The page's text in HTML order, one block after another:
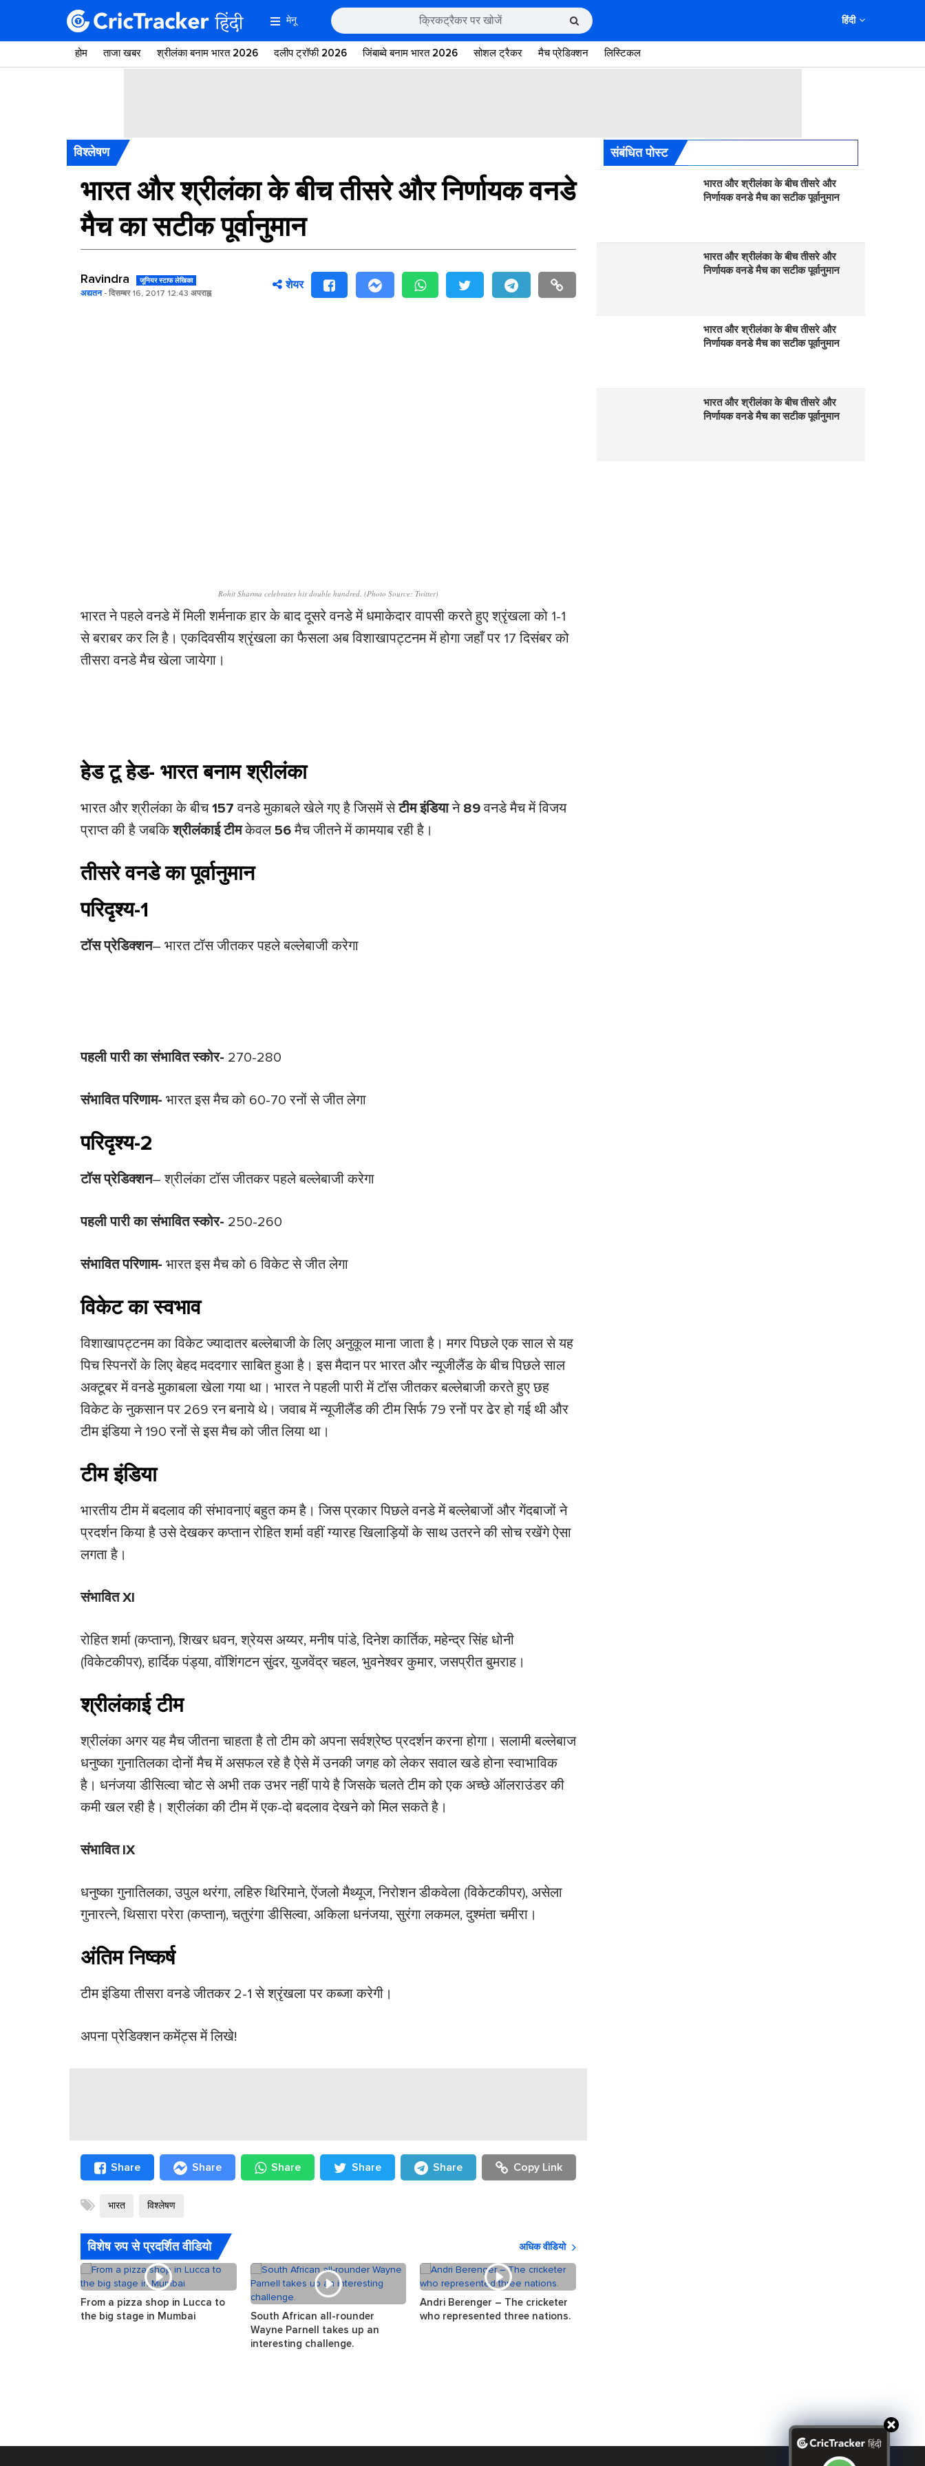
मेनू हिंदी
होम ताजा खबर श्रीलंका बनाम भारत 2026 दलीप ट्रॉफी 2026 जिंबाब्वे बनाम भारत 2026 सोशल ट्रैकर मैच प्रेडिक्शन लिस्टिकल
विश्लेषण
भारत और श्रीलंका के बीच तीसरे और निर्णायक वनडे
मैच का सटीक पूर्वानुमान
Ravindra जूनियर स्टाफ लेखिका
अद्यतन- दिसम्बर 16, 2017 12:43 अपराह्न
शेयर
Rohit Sharma celebrates his double hundred. (Photo Source: Twitter)
भारत ने पहले वनडे में मिली शर्मनाक हार के बाद दूसरे वनडे में धमाकेदार वापसी करते हुए श्रृंखला को 1-1
से बराबर कर लि है। एकदिवसीय श्रृंखला का फैसला अब विशाखापट्टनम में होगा जहाँ पर 17 दिसंबर को
तीसरा वनडे मैच खेला जायेगा।
हेड टू हेड- भारत बनाम श्रीलंका
भारत और श्रीलंका के बीच157 वनडे मुकाबले खेले गए है जिसमें सेटीम इंडियाने 89वनडे मैच में विजय
प्राप्त की है जबकिश्रीलंकाई टीमकेवल56मैच जीतने में कामयाब रही है।
तीसरे वनडे का पूर्वानुमान
परिदृश्य-1
टॉस प्रेडिक्शन– भारत टॉस जीतकर पहले बल्लेबाजी करेगा
पहली पारी का संभावित स्कोर- 270-280
संभावित परिणाम- भारत इस मैच को 60-70 रनों से जीत लेगा
परिदृश्य-2
टॉस प्रेडिक्शन– श्रीलंका टॉस जीतकर पहले बल्लेबाजी करेगा
पहली पारी का संभावित स्कोर- 250-260
संभावित परिणाम- भारत इस मैच को 6 विकेट से जीत लेगा
विकेट का स्वभाव
विशाखापट्टनम का विकेट ज्यादातर बल्लेबाजी के लिए अनुकूल माना जाता है। मगर पिछले एक साल से यह
पिच स्पिनरों के लिए बेहद मददगार साबित हुआ है। इस मैदान पर भारत और न्यूजीलैंड के बीच पिछले साल
अक्टूबर में वनडे मुकाबला खेला गया था। भारत ने पहली पारी में टॉस जीतकर बल्लेबाजी करते हुए छह
विकेट के नुकसान पर 269 रन बनाये थे। जवाब में न्यूजीलैंड की टीम सिर्फ 79 रनों पर ढेर हो गई थी और
टीम इंडिया ने 190 रनों से इस मैच को जीत लिया था।
टीम इंडिया
भारतीय टीम में बदलाव की संभावनाएं बहुत कम है। जिस प्रकार पिछले वनडे में बल्लेबाजों और गेंदबाजों ने
प्रदर्शन किया है उसे देखकर कप्तान रोहित शर्मा वहीं ग्यारह खिलाड़ियों के साथ उतरने की सोच रखेंगे ऐसा
लगता है।
संभावित XI
रोहित शर्मा (कप्तान), शिखर धवन, श्रेयस अय्यर, मनीष पांडे, दिनेश कार्तिक, महेन्द्र सिंह धोनी
(विकेटकीपर), हार्दिक पंड्या, वॉशिंगटन सुंदर, युजवेंद्र चहल, भुवनेश्वर कुमार, जसप्रीत बुमराह।
श्रीलंकाई टीम
श्रीलंका अगर यह मैच जीतना चाहता है तो टीम को अपना सर्वश्रेष्ठ प्रदर्शन करना होगा। सलामी बल्लेबाज
धनुष्का गुनातिलका दोनों मैच में असफल रहे है ऐसे में उनकी जगह को लेकर सवाल खडे होना स्वाभाविक
है। धनंजया डीसिल्वा चोट से अभी तक उभर नहीं पाये है जिसके चलते टीम को एक अच्छे ऑलराउंडर की
कमी खल रही है। श्रीलंका की टीम में एक-दो बदलाव देखने को मिल सकते है।
संभावित IX
धनुष्का गुनातिलका, उपुल थरंगा, लहिरु थिरिमाने, ऐंजलो मैथ्यूज, निरोशन डीकवेला (विकेटकीपर), असेला
गुनारत्ने, थिसारा परेरा (कप्तान), चतुरंगा डीसिल्वा, अकिला धनंजया, सुरंगा लकमल, दुश्मंता चमीरा।
अंतिम निष्कर्ष
टीम इंडिया तीसरा वनडे जीतकर 2-1 से श्रृंखला पर कब्जा करेगी।
अपना प्रेडिक्शन कमेंट्स में लिखे!
Share Share Share Share Share Copy Link
भारत विश्लेषण
विशेष रुप से प्रदर्शित वीडियो अधिक वीडियो
From a pizza shop in Lucca to
the big stage in Mumbai
South African all-rounder
Wayne Parnell takes up an
interesting challenge.
Andri Berenger – The cricketer
who represented three nations.
संबंधित पोस्ट
भारत और श्रीलंका के बीच तीसरे और
निर्णायक वनडे मैच का सटीक पूर्वानुमान
भारत और श्रीलंका के बीच तीसरे और
निर्णायक वनडे मैच का सटीक पूर्वानुमान
भारत और श्रीलंका के बीच तीसरे और
निर्णायक वनडे मैच का सटीक पूर्वानुमान
भारत और श्रीलंका के बीच तीसरे और
निर्णायक वनडे मैच का सटीक पूर्वानुमान